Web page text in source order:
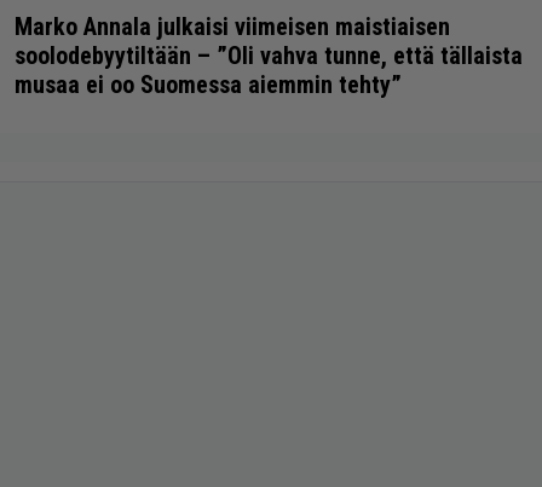
Marko Annala julkaisi viimeisen maistiaisen
soolodebyytiltään – ”Oli vahva tunne, että tällaista
musaa ei oo Suomessa aiemmin tehty”